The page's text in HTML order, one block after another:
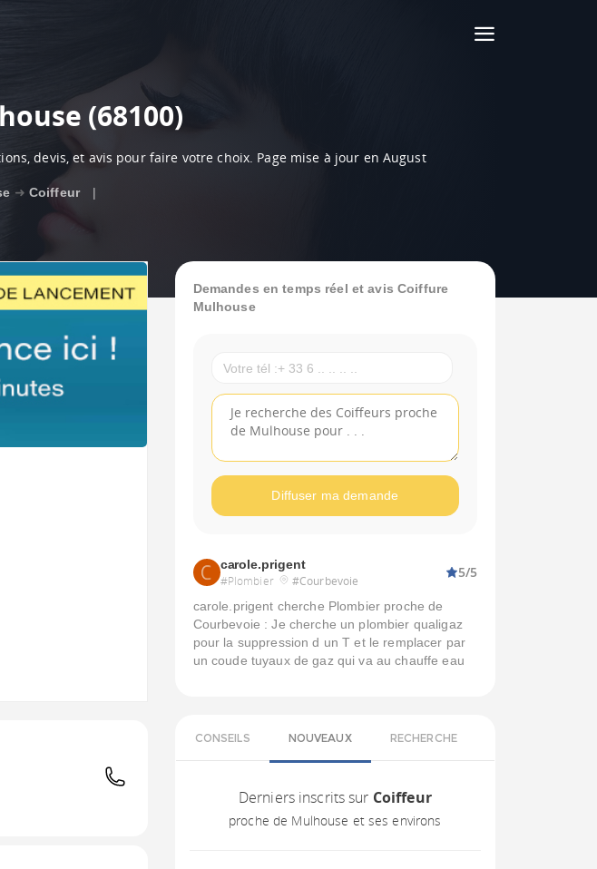
(68100)
devis, et avis pour faire votre choix. Page mise à jour en August
➜ Coiffeur |
Demandes en temps réel et avis Coiffure
Mulhouse
Diffuser ma demande
carole.prigent
#Plombier #Courbevoie
5/5
carole.prigent cherche Plombier proche de
Courbevoie : Je cherche un plombier qualigaz
pour la suppression d un T et le remplacer par
un coude tuyaux de gaz qui va au chauffe eau
CONSEILS NOUVEAUX RECHERCHE
Derniers inscrits sur Coiffeur
proche de Mulhouse et ses environs